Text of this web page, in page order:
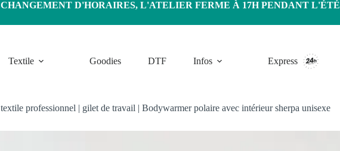
CHANGEMENT D'HORAIRES, L'ATELIER FERME À 17H PENDANT L'ÉTÉ
Textile Goodies DTF Infos Express
textile professionnel | gilet de travail | Bodywarmer polaire avec intérieur sherpa unisexe